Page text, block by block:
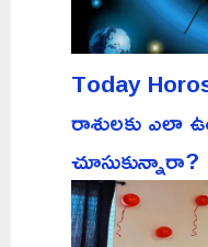
Today
రాశులకు ఎలా
చూసుకున్నారా?